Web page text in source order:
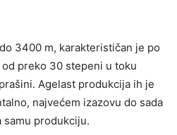
3400 m, karakterističan je po
preko 30 stepeni u toku
Agelast produkcija ih je
najvećem izazovu do sada
samu produkciju.